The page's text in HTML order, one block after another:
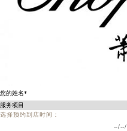
选择预约到店时间：